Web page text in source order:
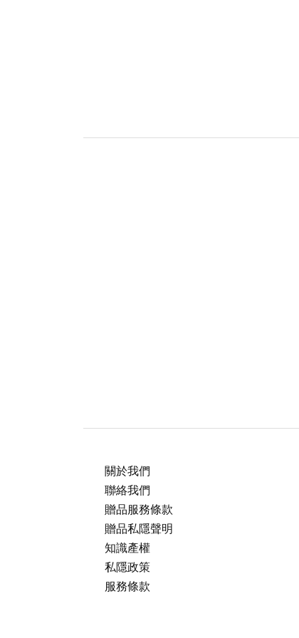
關於我們
聯絡我們
贈品服務條款
贈品私隱聲明
知識產權
私隱政策
服務條款